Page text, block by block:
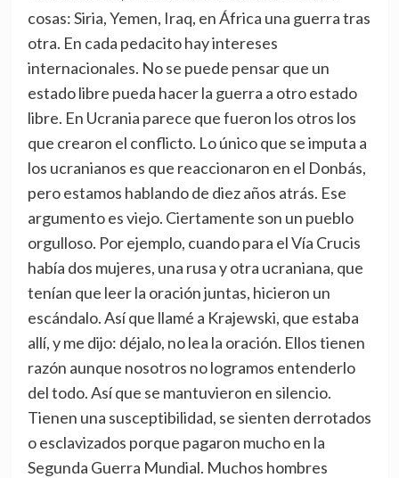
cosas: Siria, Yemen, Iraq, en África una guerra tras
otra. En cada pedacito hay intereses
internacionales. No se puede pensar que un
estado libre pueda hacer la guerra a otro estado
libre. En Ucrania parece que fueron los otros los
que crearon el conflicto. Lo único que se imputa a
los ucranianos es que reaccionaron en el Donbás,
pero estamos hablando de diez años atrás. Ese
argumento es viejo. Ciertamente son un pueblo
orgulloso. Por ejemplo, cuando para el Vía Crucis
había dos mujeres, una rusa y otra ucraniana, que
tenían que leer la oración juntas, hicieron un
escándalo. Así que llamé a Krajewski, que estaba
allí, y me dijo: déjalo, no lea la oración. Ellos tienen
razón aunque nosotros no logramos entenderlo
del todo. Así que se mantuvieron en silencio.
Tienen una susceptibilidad, se sienten derrotados
o esclavizados porque pagaron mucho en la
Segunda Guerra Mundial. Muchos hombres